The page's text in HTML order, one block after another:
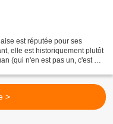
est réputée pour ses
elle est historiquement plutôt
(qui n'en est pas un, c'est un
>